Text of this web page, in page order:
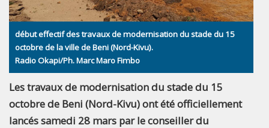
début effectif des travaux de modernisation du stade du 15
octobre de la ville de Beni (Nord-Kivu).
Radio Okapi/Ph. Marc Maro Fimbo
Les travaux de modernisation du stade du 15
octobre de Beni (Nord-Kivu) ont été officiellement
lancés samedi 28 mars par le conseiller du